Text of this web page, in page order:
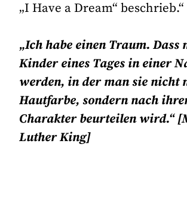
„I Have a Dream“ beschrieb.“
„Ich habe einen Traum. Dass
Kinder eines Tages in einer
werden, in der man sie nicht
Hautfarbe, sondern nach
Charakter beurteilen wird.“
Luther King]